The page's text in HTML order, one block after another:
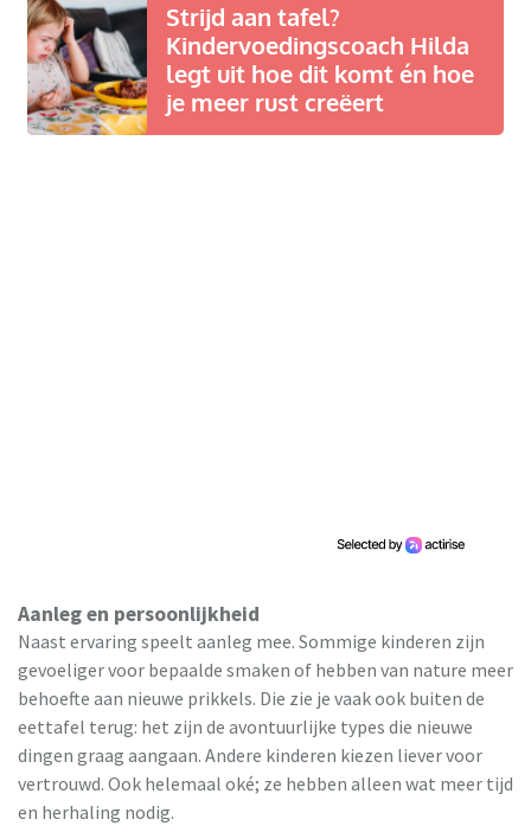
Strijd aan tafel?
Kindervoedingscoach Hilda
legt uit hoe dit komt én hoe
je meer rust creëert
Aanleg en persoonlijkheid
Naast ervaring speelt aanleg mee. Sommige kinderen zijn
gevoeliger voor bepaalde smaken of hebben van nature meer
behoefte aan nieuwe prikkels. Die zie je vaak ook buiten de
eettafel terug: het zijn de avontuurlijke types die nieuwe
dingen graag aangaan. Andere kinderen kiezen liever voor
vertrouwd. Ook helemaal oké; ze hebben alleen wat meer tijd
en herhaling nodig.